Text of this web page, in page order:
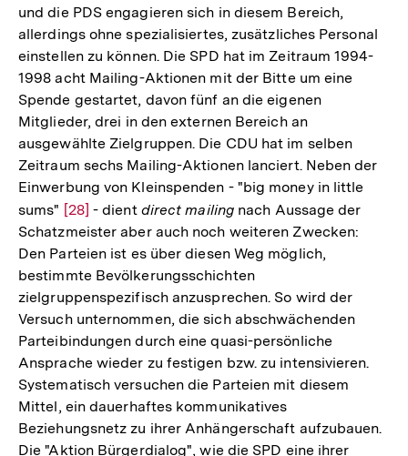
und die PDS engagieren sich in diesem Bereich,
allerdings ohne spezialisiertes, zusätzliches Personal
einstellen zu können. Die SPD hat im Zeitraum 1994-
1998 acht Mailing-Aktionen mit der Bitte um eine
Spende gestartet, davon fünf an die eigenen
Mitglieder, drei in den externen Bereich an
ausgewählte Zielgruppen. Die CDU hat im selben
Zeitraum sechs Mailing-Aktionen lanciert. Neben der
Einwerbung von Kleinspenden - "big money in little
sums" Zur
Auflösung
der
Fußnote
[28] - dient direct mailing nach Aussage der
Schatzmeister aber auch noch weiteren Zwecken:
Den Parteien ist es über diesen Weg möglich,
bestimmte Bevölkerungsschichten
zielgruppenspezifisch anzusprechen. So wird der
Versuch unternommen, die sich abschwächenden
Parteibindungen durch eine quasi-persönliche
Ansprache wieder zu festigen bzw. zu intensivieren.
Systematisch versuchen die Parteien mit diesem
Mittel, ein dauerhaftes kommunikatives
Beziehungsnetz zu ihrer Anhängerschaft aufzubauen.
Die "Aktion Bürgerdialog", wie die SPD eine ihrer